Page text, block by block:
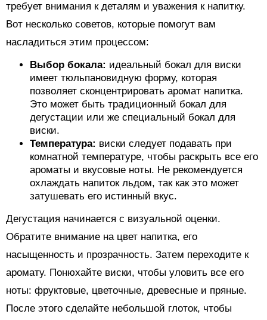
требует внимания к деталям и уважения к напитку.
Вот несколько советов, которые помогут вам
насладиться этим процессом:
Выбор бокала: идеальный бокал для виски
имеет тюльпановидную форму, которая
позволяет сконцентрировать аромат напитка.
Это может быть традиционный бокал для
дегустации или же специальный бокал для
виски.
Температура: виски следует подавать при
комнатной температуре, чтобы раскрыть все его
ароматы и вкусовые ноты. Не рекомендуется
охлаждать напиток льдом, так как это может
затушевать его истинный вкус.
Дегустация начинается с визуальной оценки.
Обратите внимание на цвет напитка, его
насыщенность и прозрачность. Затем переходите к
аромату. Понюхайте виски, чтобы уловить все его
ноты: фруктовые, цветочные, древесные и пряные.
После этого сделайте небольшой глоток, чтобы